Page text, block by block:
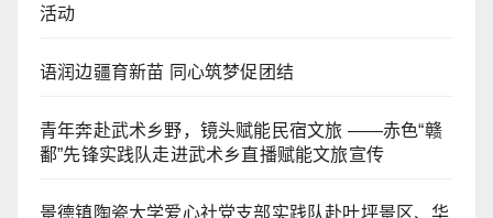
活动
语润边疆育新苗 同心筑梦促团结
青年奔赴武术乡野，镜头赋能民宿文旅 ——赤色“赣
鄱”先锋实践队走进武术乡直播赋能文旅宣传
景德镇陶瓷大学爱心社党支部实践队赴叶坪景区、华